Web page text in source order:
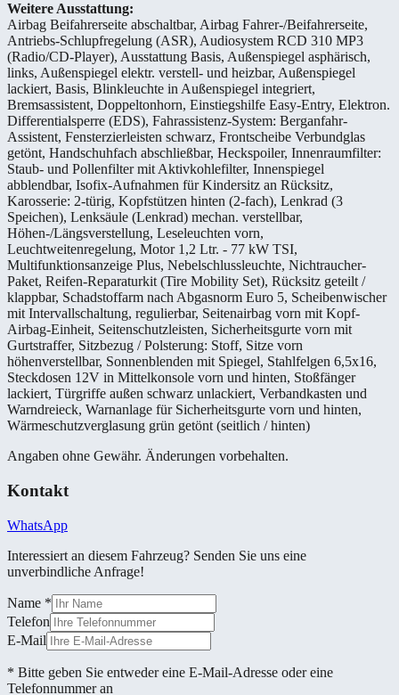
Weitere Ausstattung:
Airbag Beifahrerseite abschaltbar, Airbag Fahrer-/Beifahrerseite,
Antriebs-Schlupfregelung (ASR), Audiosystem RCD 310 MP3
(Radio/CD-Player), Ausstattung Basis, Außenspiegel asphärisch,
links, Außenspiegel elektr. verstell- und heizbar, Außenspiegel
lackiert, Basis, Blinkleuchte in Außenspiegel integriert,
Bremsassistent, Doppeltonhorn, Einstiegshilfe Easy-Entry, Elektron.
Differentialsperre (EDS), Fahrassistenz-System: Berganfahr-
Assistent, Fensterzierleisten schwarz, Frontscheibe Verbundglas
getönt, Handschuhfach abschließbar, Heckspoiler, Innenraumfilter:
Staub- und Pollenfilter mit Aktivkohlefilter, Innenspiegel
abblendbar, Isofix-Aufnahmen für Kindersitz an Rücksitz,
Karosserie: 2-türig, Kopfstützen hinten (2-fach), Lenkrad (3
Speichen), Lenksäule (Lenkrad) mechan. verstellbar,
Höhen-/Längsverstellung, Leseleuchten vorn,
Leuchtweitenregelung, Motor 1,2 Ltr. - 77 kW TSI,
Multifunktionsanzeige Plus, Nebelschlussleuchte, Nichtraucher-
Paket, Reifen-Reparaturkit (Tire Mobility Set), Rücksitz geteilt /
klappbar, Schadstoffarm nach Abgasnorm Euro 5, Scheibenwischer
mit Intervallschaltung, regulierbar, Seitenairbag vorn mit Kopf-
Airbag-Einheit, Seitenschutzleisten, Sicherheitsgurte vorn mit
Gurtstraffer, Sitzbezug / Polsterung: Stoff, Sitze vorn
höhenverstellbar, Sonnenblenden mit Spiegel, Stahlfelgen 6,5x16,
Steckdosen 12V in Mittelkonsole vorn und hinten, Stoßfänger
lackiert, Türgriffe außen schwarz unlackiert, Verbandkasten und
Warndreieck, Warnanlage für Sicherheitsgurte vorn und hinten,
Wärmeschutzverglasung grün getönt (seitlich / hinten)
Angaben ohne Gewähr. Änderungen vorbehalten.
Kontakt
WhatsApp
Interessiert an diesem Fahrzeug? Senden Sie uns eine
unverbindliche Anfrage!
Name *
Telefon
E-Mail
* Bitte geben Sie entweder eine E-Mail-Adresse oder eine
Telefonnummer an